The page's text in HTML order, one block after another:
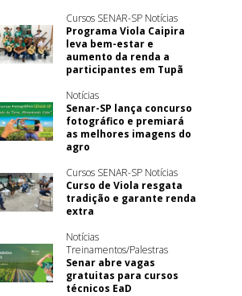
Cursos SENAR-SP Notícias
Programa Viola Caipira
leva bem-estar e
aumento da renda a
participantes em Tupã
Notícias
Senar-SP lança concurso
fotográfico e premiará
as melhores imagens do
agro
Cursos SENAR-SP Notícias
Curso de Viola resgata
tradição e garante renda
extra
Notícias
Treinamentos/Palestras
Senar abre vagas
gratuitas para cursos
técnicos EaD